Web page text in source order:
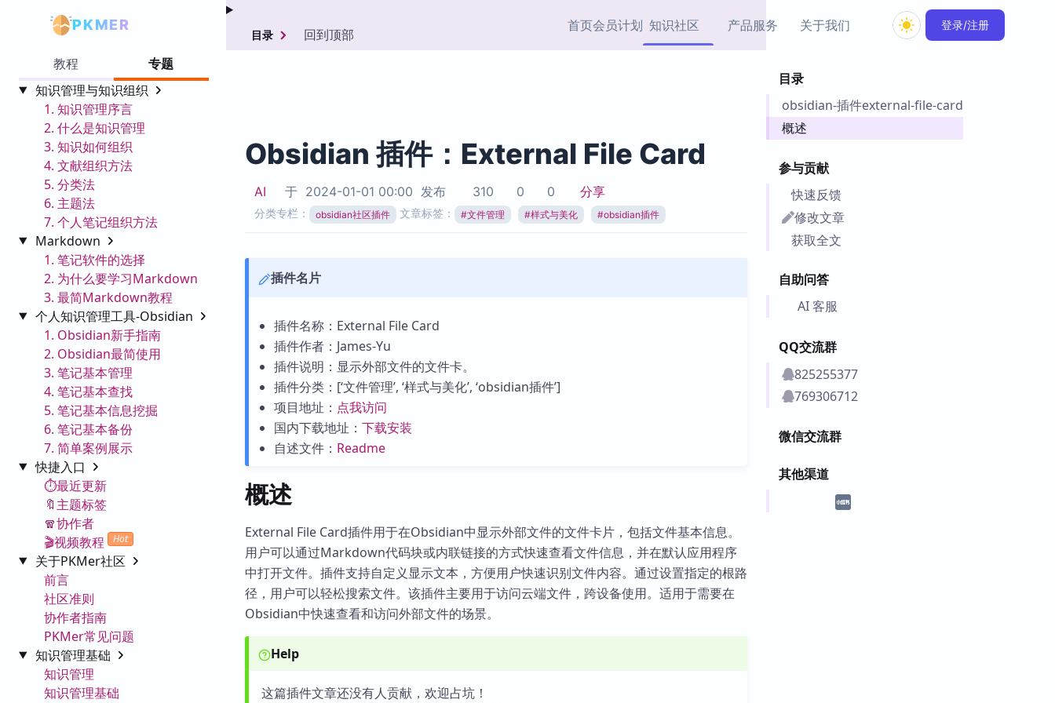
PKMER 首页会员计划 知识社区
协作者
热门链接Top5
产品服务
加速访问 Obsidian 官方
市场
Obsidian 思维导图插件
Zettelkasten 实践示例
Obsidian 教程
关于我们 登录/注册
教程
专题
知识管理与知识组织
1. 知识管理序言
2. 什么是知识管理
3. 知识如何组织
4. 文献组织方法
5. 分类法
6. 主题法
7. 个人笔记组织方法
Markdown
1. 笔记软件的选择
2. 为什么要学习Markdown
3. 最简Markdown教程
个人知识管理工具-Obsidian
1. Obsidian新手指南
2. Obsidian最简使用
3. 笔记基本管理
4. 笔记基本查找
5. 笔记基本信息挖掘
6. 笔记基本备份
7. 简单案例展示
快捷入口
⏱️最近更新
🔖主题标签
🧣协作者
🎬视频教程
Hot
关于PKMer社区
前言
社区准则
协作者指南
PKMer常见问题
知识管理基础
知识管理
知识管理基础
目录
obsidian-插件external-file-card
概述
参与贡献
快速反馈
修改文章
获取全文
自助问答
AI 客服
QQ交流群
825255377
769306712
微信交流群
其他渠道
目录 回到顶部
Obsidian 插件：External File Card
AI 于 2024-01-01 00:00 发布 310 0 0 分享
分类专栏： obsidian社区插件 文章标签： #文件管理 #样式与美化 #obsidian插件
插件名片
插件名称：External File Card
插件作者：James-Yu
插件说明：显示外部文件的文件卡。
插件分类：[‘文件管理’, ‘样式与美化’, ‘obsidian插件’]
项目地址： 点我访问
国内下载地址： 下载安装
自述文件： Readme
概述
External File Card插件用于在Obsidian中显示外部文件的文件卡片，包括文件基本信息。
用户可以通过Markdown代码块或内联链接的方式快速查看文件信息，并在默认应用程序
中打开文件。插件支持自定义显示文本，方便用户快速识别文件内容。通过设置指定的根路
径，用户可以轻松搜索文件。该插件主要用于访问云端文件，跨设备使用。适用于需要在
Obsidian中快速查看和访问外部文件的场景。
Help
这篇插件文章还没有人贡献，欢迎占坑！